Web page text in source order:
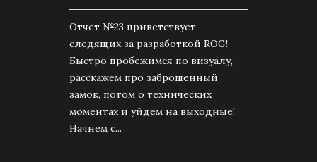
Отчет №23 приветствует
следящих за разработкой ROG!
Быстро пробежимся по визуалу,
расскажем про заброшенный
замок, потом о технических
моментах и уйдем на выходные!
Начнем с...